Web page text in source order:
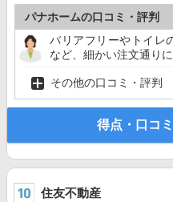
パナホームの口コミ・評判
バリアフリーやトイレ
など、細かい注文通り
その他の口コミ・評判
得点・口コ
住友不動産